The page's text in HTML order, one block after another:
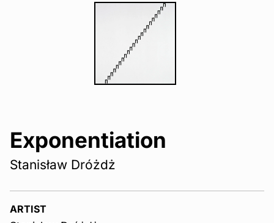
Exponentiation
Stanisław Dróżdż
ARTIST